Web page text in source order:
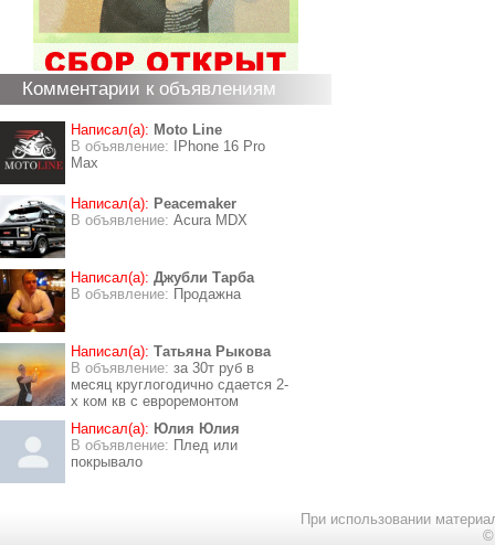
Комментарии к объявлениям
Написал(а): Moto Line
В объявление:
IPhone 16 Pro
Max
Написал(а): Peacemaker
В объявление: Acura MDX
Написал(а): Джубли Тарба
В объявление: Продажна
Написал(а): Татьяна Рыкова
В объявление: за 30т руб в
месяц круглогодично сдается 2-
х ком кв с евроремонтом
Написал(а): Юлия Юлия
В объявление: Плед или
покрывало
При использовании